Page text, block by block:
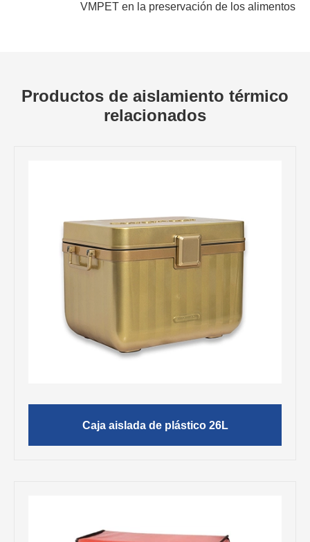
VMPET en la preservación de los alimentos
Productos de aislamiento térmico
relacionados
Caja aislada de plástico 26L